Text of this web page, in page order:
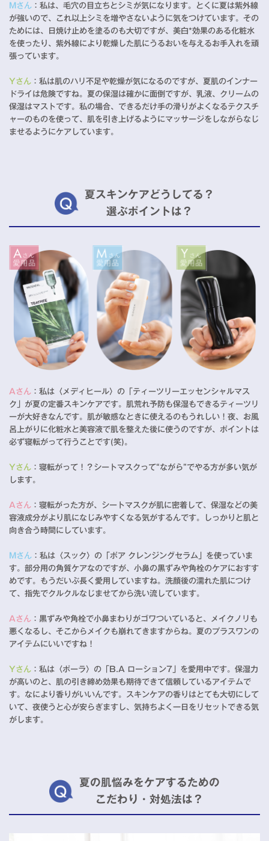
Mさん ：私は、毛穴の目立ちとシミが気になります。とくに夏は紫外線
が強いので、これ以上シミを増やさないように気をつけています。その
ためには、日焼け止めを塗るのも大切ですが、美白*効果のある化粧水
を使ったり、紫外線により乾燥した肌にうるおいを与えるお手入れを頑
張っています。
Yさん ：私は肌のハリ不足や乾燥が気になるのですが、夏肌のインナー
ドライは危険ですね。夏の保湿は確かに面倒ですが、乳液、クリームの
保湿はマストです。私の場合、できるだけ手の滑りがよくなるテクスチ
ャーのものを使って、肌を引き上げるようにマッサージをしながらなじ
ませるようにケアしています。
夏スキンケアどうしてる？
選ぶポイントは？
Aさん ：私は〈メディヒール〉の「ティーツリーエッセンシャルマス
ク」が夏の定番スキンケアです。肌荒れ予防も保湿もできるティーツリ
ーが大好きなんです。肌が敏感なときに使えるのもうれしい！夜、お風
呂上がりに化粧水と美容液で肌を整えた後に使うのですが、ポイントは
必ず寝転がって行うことです(笑)。
Yさん ：寝転がって！？シートマスクって“ながら”でやる方が多い気が
します。
Aさん ：寝転がった方が、シートマスクが肌に密着して、保湿などの美
容液成分がより肌になじみやすくなる気がするんです。しっかりと肌と
向き合う時間にしています。
Mさん ：私は〈スック〉の「ポア クレンジングセラム」を使っていま
す。部分用の角質ケアなのですが、小鼻の黒ずみや角栓のケアにおすす
めです。もうだいぶ長く愛用していますね。洗顔後の濡れた肌につけ
て、指先でクルクルなじませてから洗い流しています。
Aさん ：黒ずみや角栓で小鼻まわりがゴワついていると、メイクノリも
悪くなるし、そこからメイクも崩れてきますからね。夏のプラスワンの
アイテムにいいですね！
Yさん ：私は〈ポーラ〉の「B.A ローション7」を愛用中です。保湿力
が高いのと、肌の引き締め効果も期待できて信頼しているアイテムで
す。なにより香りがいいんです。スキンケアの香りはとても大切にして
いて、夜使うと心が安らぎますし、気持ちよく一日をリセットできる気
がします。
夏の肌悩みをケアするための
こだわり・対処法は？